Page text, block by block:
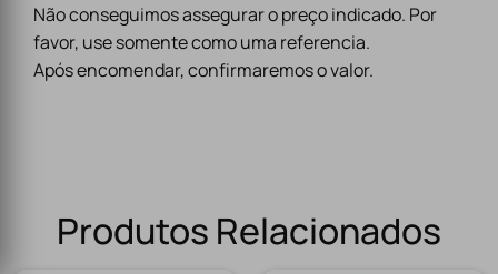
Não conseguimos assegurar o preço indicado. Por
favor, use somente como uma referencia.
Após encomendar, confirmaremos o valor.
Produtos Relacionados